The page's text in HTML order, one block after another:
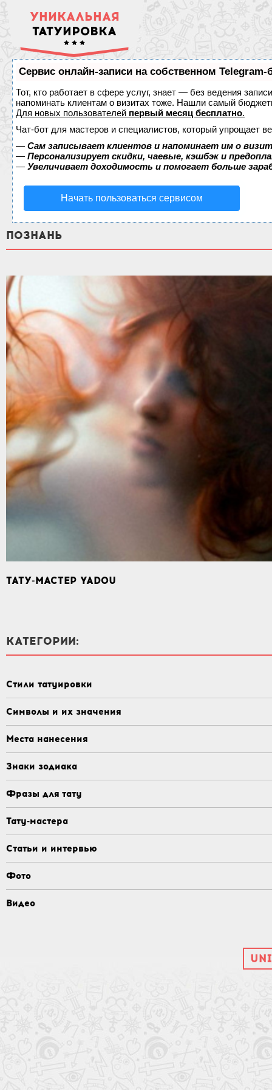
УНИКАЛЬНАЯ
ТАТУИРОВКА
Сервис онлайн-записи на собственном Telegram-
Тот, кто работает в сфере услуг, знает — без ведения
напоминать клиентам о визитах тоже. Нашли самый
Для новых пользователей первый месяц бесплатно.
Чат-бот для мастеров и специалистов, который упрощает
— Сам записывает клиентов и напоминает им о
— Персонализирует скидки, чаевые, кэшбэк и
— Увеличивает доходимость и помогает больше
Начать пользоваться сервисом
ПОЗНАНЬ
ТАТУ-МАСТЕР YADOU
КАТЕГОРИИ:
Стили татуировки
Символы и их значения
Места нанесения
Знаки зодиака
Фразы для тату
Тату-мастера
Статьи и интервью
Фото
Видео